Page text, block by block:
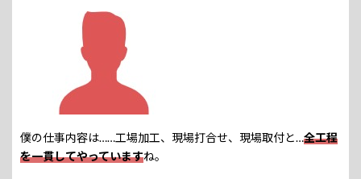
僕の仕事内容は……工場加工、現場打合せ、現場取付と…全工程
を一貫してやっていますね。